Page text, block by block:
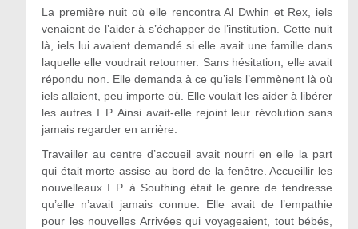
La première nuit où elle rencontra Al Dwhin et Rex, iels
venaient de l’aider à s’échapper de l’institution. Cette nuit
là, iels lui avaient demandé si elle avait une famille dans
laquelle elle voudrait retourner. Sans hésitation, elle avait
répondu non. Elle demanda à ce qu’iels l’emmènent là où
iels allaient, peu importe où. Elle voulait les aider à libérer
les autres I. P. Ainsi avait-elle rejoint leur révolution sans
jamais regarder en arrière.
Travailler au centre d’accueil avait nourri en elle la part
qui était morte assise au bord de la fenêtre. Accueillir les
nouvelleaux I. P. à Southing était le genre de tendresse
qu’elle n’avait jamais connue. Elle avait de l’empathie
pour les nouvelles Arrivées qui voyageaient, tout bébés,